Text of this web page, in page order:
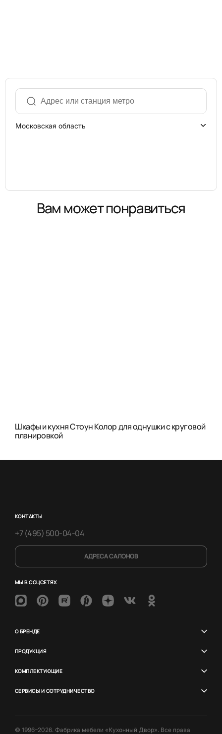
Московская область
Вам может понравиться
Шкафы и кухня Стоун Колор для однушки с круговой
планировкой
КОНТАКТЫ
+7 (495) 500-04-04
АДРЕСА САЛОНОВ
МЫ В СОЦСЕТЯХ
О БРЕНДЕ
ПРОДУКЦИЯ
КОМПЛЕКТУЮЩИЕ
СЕРВИСЫ И СОТРУДНИЧЕСТВО
© 1996–2026. Фабрика мебели «Кухонный Двор». Все права